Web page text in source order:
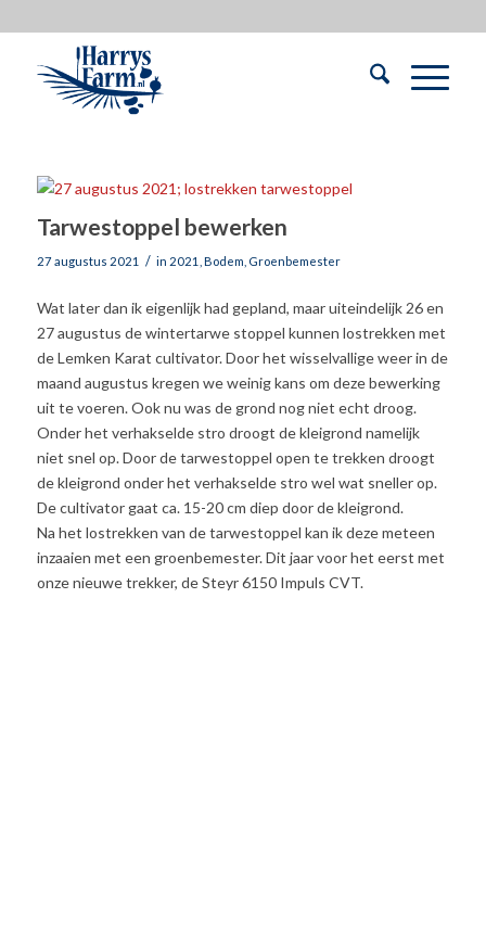
Tarwestoppel bewerken
27 augustus 2021 / in 2021 Bodem Groenbemester
Wat later dan ik eigenlijk had gepland, maar uiteindelijk 26 en
27 augustus de wintertarwe stoppel kunnen lostrekken met
de Lemken Karat cultivator. Door het wisselvallige weer in de
maand augustus kregen we weinig kans om deze bewerking
uit te voeren. Ook nu was de grond nog niet echt droog.
Onder het verhakselde stro droogt de kleigrond namelijk
niet snel op. Door de tarwestoppel open te trekken droogt
de kleigrond onder het verhakselde stro wel wat sneller op.
De cultivator gaat ca. 15-20 cm diep door de kleigrond.
Na het lostrekken van de tarwestoppel kan ik deze meteen
inzaaien met een groenbemester. Dit jaar voor het eerst met
onze nieuwe trekker, de Steyr 6150 Impuls CVT.